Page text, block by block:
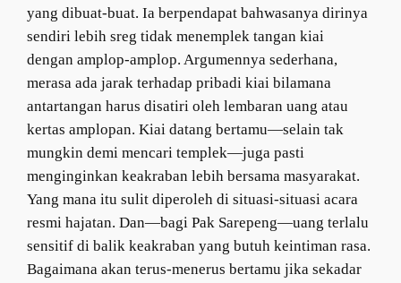
yang dibuat-buat. Ia berpendapat bahwasanya dirinya
sendiri lebih sreg tidak menemplek tangan kiai
dengan amplop-amplop. Argumennya sederhana,
merasa ada jarak terhadap pribadi kiai bilamana
antartangan harus disatiri oleh lembaran uang atau
kertas amplopan. Kiai datang bertamu—selain tak
mungkin demi mencari templek—juga pasti
menginginkan keakraban lebih bersama masyarakat.
Yang mana itu sulit diperoleh di situasi-situasi acara
resmi hajatan. Dan—bagi Pak Sarepeng—uang terlalu
sensitif di balik keakraban yang butuh keintiman rasa.
Bagaimana akan terus-menerus bertamu jika sekadar